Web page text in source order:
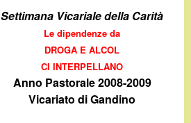
Settimana Vicariale della Carità
Le dipendenze da
DROGA E ALCOL
CI INTERPELLANO
Anno Pastorale 2008-2009
Vicariato di Gandino